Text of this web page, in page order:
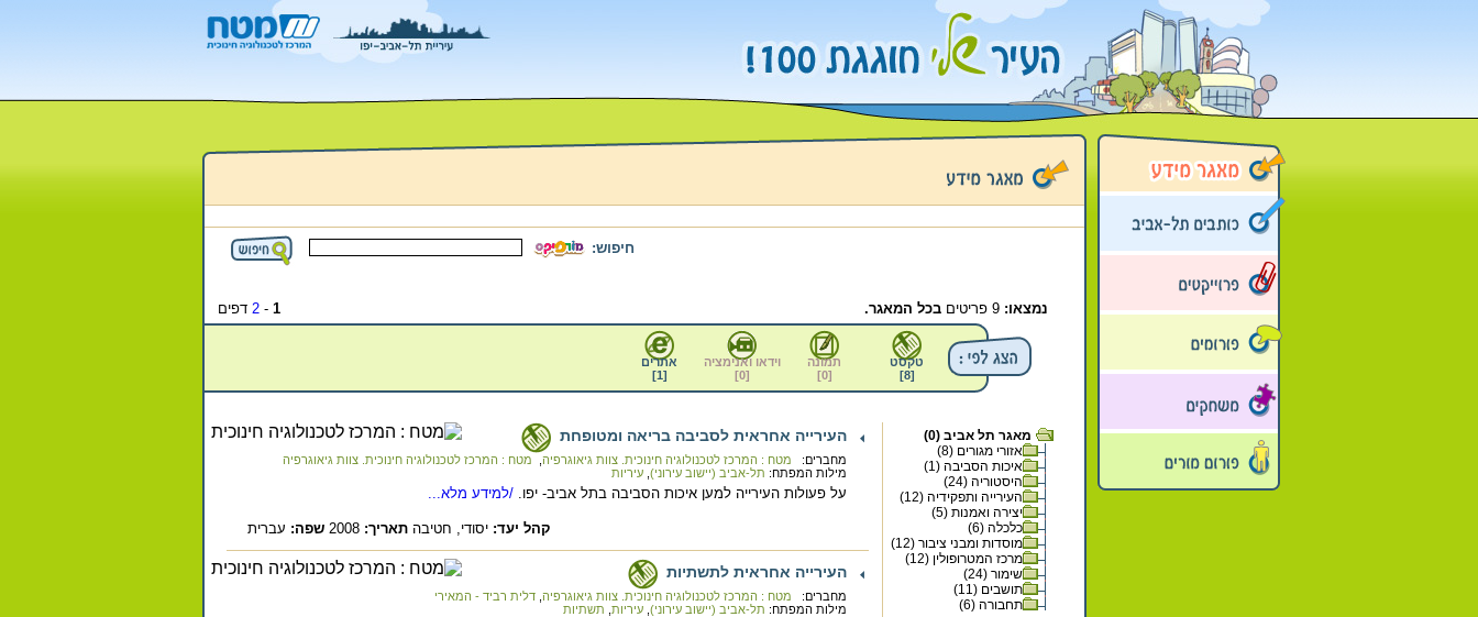
חיפוש:
נמצאו: בכל המאגר. 1
-
2 דפים
טקסט
[
8
]
תמונה
[
0
]
וידאו ואנימציה
[
0
]
אתרים
[
1
]
מאגר תל אביב (0)
אזורי מגורים (8)
איכות הסביבה (1)
היסטוריה (24)
העירייה ותפקידיה (12)
יצירה ואמנות (5)
כלכלה (6)
מוסדות ומבני ציבור (12)
מרכז המטרופולין (12)
שימור (24)
תושבים (11)
תחבורה (6)
העירייה אחראית לסביבה בריאה ומטופחת
מחברים: מטח : המרכז לטכנולוגיה חינוכית. צוות גיאוגרפיה
מטח : המרכז לטכנולוגיה חינוכית. צוות גיאוגרפיה
מילות המפתח: תל-אביב (יישוב עירוני) עיריות
על פעולות העירייה למען איכות הסביבה בתל אביב- יפו. /למידע מלא...
קהל יעד: יסודי, חטיבה תאריך: 2008 שפה: עברית
העירייה אחראית לתשתיות
מחברים: מטח : המרכז לטכנולוגיה חינוכית. צוות גיאוגרפיה דלית רביד - המאירי
מילות המפתח: תל-אביב (יישוב עירוני) עיריות תשתיות